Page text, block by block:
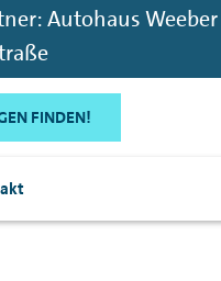
Autohaus
FINDEN!